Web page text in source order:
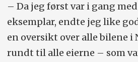
– Da jeg først var i gang
eksemplar, endte jeg like
en oversikt over alle bilene i
rundt til alle eierne – som